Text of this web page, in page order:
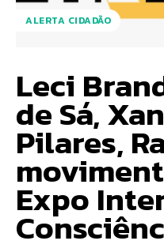
ALERTA CIDADÃO
Leci
de Sá,
Pilares,
Expo